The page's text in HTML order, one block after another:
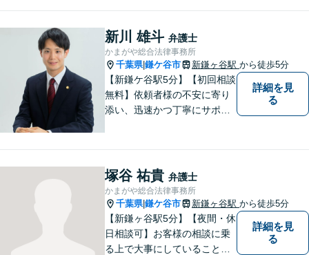
新川 雄斗 弁護士
かまがや総合法律事務所
千葉県|鎌ケ谷市 新鎌ヶ谷駅 から徒歩5分
【新鎌ケ谷駅5分】【初回相談
無料】依頼者様の不安に寄り
添い、迅速かつ丁寧にサポー
ます！お困りごとがございま
したら、どうぞお気軽にご相
談ください。
詳細を見
る
塚谷 祐貴 弁護士
かまがや総合法律事務所
千葉県|鎌ケ谷市 新鎌ヶ谷駅 から徒歩5分
【新鎌ヶ谷駅5分】【夜間・休
日相談可】お客様の相談に乗
る上で大事にしていることは
詳細を見
る